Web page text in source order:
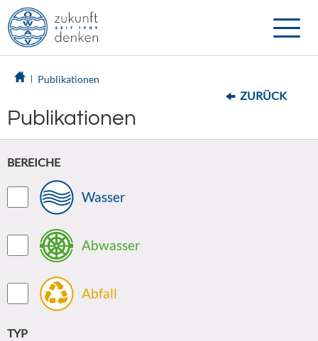
Toggle
Publikationen
ZURÜCK
Publikationen
BEREICHE
Wasser
Abwasser
Abfall
TYP